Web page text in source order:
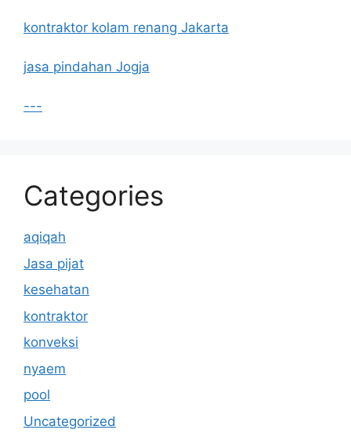
kontraktor kolam renang Jakarta
jasa pindahan Jogja
---
Categories
aqiqah
Jasa pijat
kesehatan
kontraktor
konveksi
nyaem
pool
Uncategorized